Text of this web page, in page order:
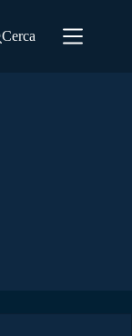
Cerca